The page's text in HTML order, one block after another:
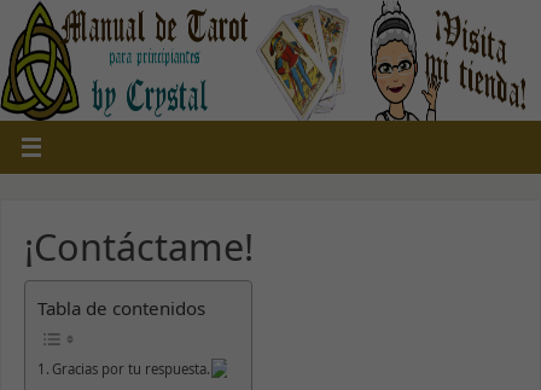
¡Contáctame!
Tabla de contenidos
Gracias por tu respuesta.